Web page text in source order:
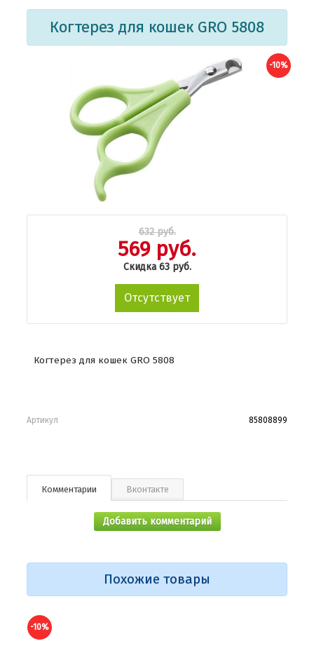
Когтерез для кошек GRO 5808
-10%
632 руб.
569 руб.
Скидка 63 руб.
Отсутствует
Когтерез для кошек GRO 5808
Артикул 85808899
Комментарии Вконтакте
Добавить комментарий
Похожие товары
-10%